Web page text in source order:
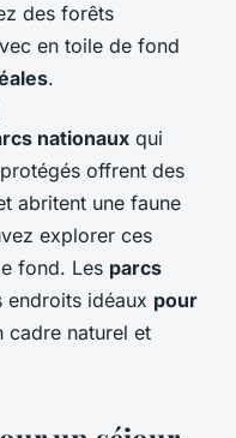
des forêts
en toile de fond
.
nationaux qui
offrent des
abritent une faune
explorer ces
fond. Les parcs
endroits idéaux pour
cadre naturel et